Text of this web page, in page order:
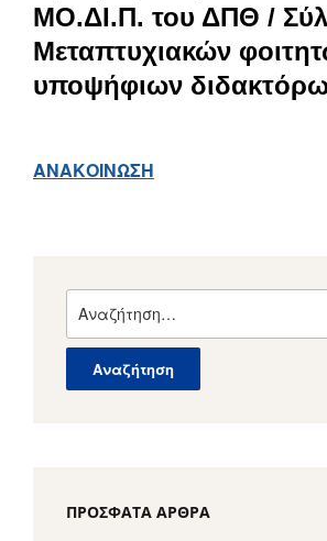
ΜΟ.ΔΙ.Π. του ΔΠΘ /
Μεταπτυχιακών
υποψήφιων
ΑΝΑΚΟΙΝΩΣΗ
για:
ΠΡΌΣΦΑΤΑ ΆΡΘΡΑ